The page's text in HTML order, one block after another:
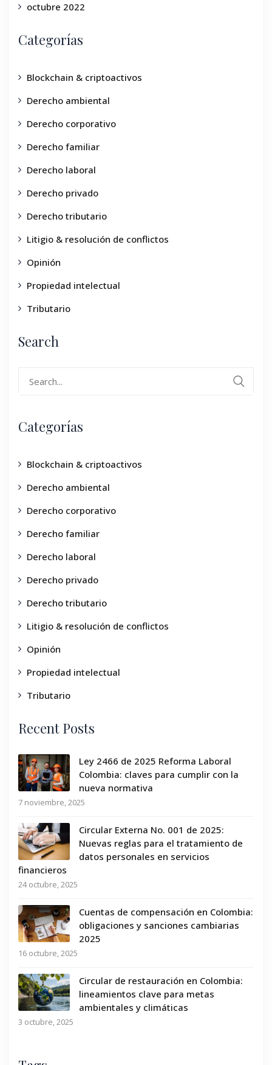
octubre 2022
Categorías
Blockchain & criptoactivos
Derecho ambiental
Derecho corporativo
Derecho familiar
Derecho laboral
Derecho privado
Derecho tributario
Litigio & resolución de conflictos
Opinión
Propiedad intelectual
Tributario
Search
Categorías
Blockchain & criptoactivos
Derecho ambiental
Derecho corporativo
Derecho familiar
Derecho laboral
Derecho privado
Derecho tributario
Litigio & resolución de conflictos
Opinión
Propiedad intelectual
Tributario
Recent Posts
Ley 2466 de 2025 Reforma Laboral
Colombia: claves para cumplir con la
nueva normativa
7 noviembre, 2025
Circular Externa No. 001 de 2025:
Nuevas reglas para el tratamiento de
datos personales en servicios
financieros
24 octubre, 2025
Cuentas de compensación en Colombia:
obligaciones y sanciones cambiarias
2025
16 octubre, 2025
Circular de restauración en Colombia:
lineamientos clave para metas
ambientales y climáticas
3 octubre, 2025